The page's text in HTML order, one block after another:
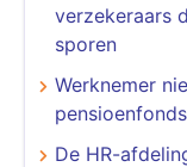
verzekeraars
sporen
Werknemer
De HR-